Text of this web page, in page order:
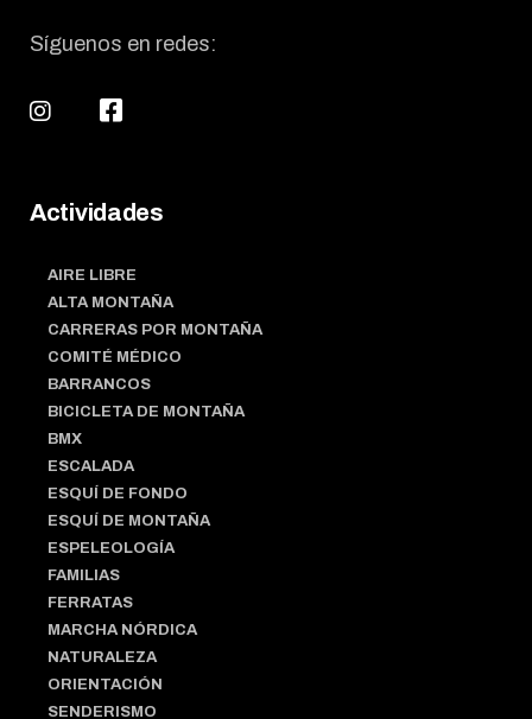
Síguenos en redes:
Actividades
AIRE LIBRE
ALTA MONTAÑA
CARRERAS POR MONTAÑA
COMITÉ MÉDICO
BARRANCOS
BICICLETA DE MONTAÑA
BMX
ESCALADA
ESQUÍ DE FONDO
ESQUÍ DE MONTAÑA
ESPELEOLOGÍA
FAMILIAS
FERRATAS
MARCHA NÓRDICA
NATURALEZA
ORIENTACIÓN
SENDERISMO